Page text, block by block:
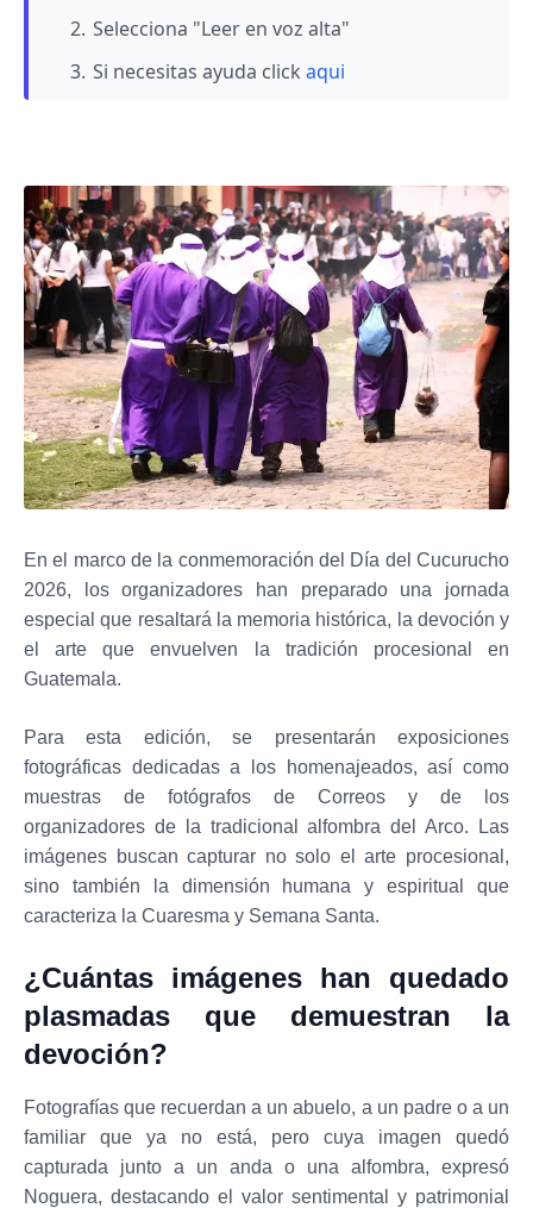
Selecciona "Leer en voz alta"
Si necesitas ayuda click aqui
En el marco de la conmemoración del Día del Cucurucho
2026, los organizadores han preparado una jornada
especial que resaltará la memoria histórica, la devoción y
el arte que envuelven la tradición procesional en
Guatemala.
Para esta edición, se presentarán exposiciones
fotográficas dedicadas a los homenajeados, así como
muestras de fotógrafos de Correos y de los
organizadores de la tradicional alfombra del Arco. Las
imágenes buscan capturar no solo el arte procesional,
sino también la dimensión humana y espiritual que
caracteriza la Cuaresma y Semana Santa.
¿Cuántas imágenes han quedado
plasmadas que demuestran la
devoción?
Fotografías que recuerdan a un abuelo, a un padre o a un
familiar que ya no está, pero cuya imagen quedó
capturada junto a un anda o una alfombra, expresó
Noguera, destacando el valor sentimental y patrimonial